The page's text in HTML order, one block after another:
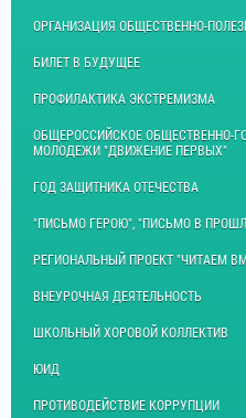
ОРГАНИЗАЦИЯ ОБЩЕСТВЕННО-
БИЛЕТ В БУДУЩЕЕ
ПРОФИЛАКТИКА ЭКСТРЕМИЗМА
ОБЩЕРОССИЙСКОЕ ОБЩЕСТВЕННО-
МОЛОДЕЖИ "ДВИЖЕНИЕ ПЕРВЫХ"
ГОД ЗАЩИТНИКА ОТЕЧЕСТВА
"ПИСЬМО ГЕРОЮ", "ПИСЬМО В
РЕГИОНАЛЬНЫЙ ПРОЕКТ "ЧИТАЕМ
ВНЕУРОЧНАЯ ДЕЯТЕЛЬНОСТЬ
ШКОЛЬНЫЙ ХОРОВОЙ КОЛЛЕКТИВ
ЮИД
ПРОТИВОДЕЙСТВИЕ КОРРУПЦИИ